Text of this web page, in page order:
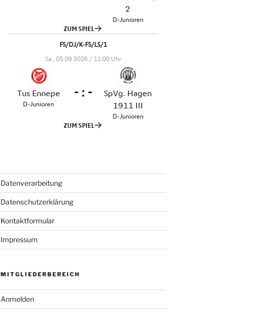
Datenverarbeitung
Datenschutzerklärung
Kontaktformular
Impressum
MITGLIEDERBEREICH
Anmelden